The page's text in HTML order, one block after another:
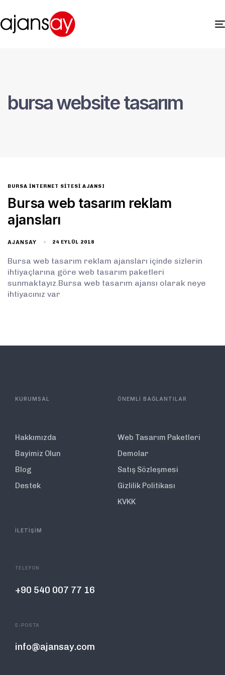
bursa website tasarım
BURSA INTERNET SITESI AJANSI
Bursa web tasarım reklam
ajansları
AJANSAY 24 EYLÜL 2018
Bursa web tasarım reklam ajansları içinde sizlerin
ihtiyaçlarına göre web tasarım paketleri
sunmaktayız.Bursa web tasarım ajansı olarak neye
ihtiyacınız var
KURUMSAL
Hakkımızda
Bayimiz Olun
Blog
Destek
ÖNEMLİ BAĞLANTILAR
Web Tasarım Paketleri
Demolar
Satış Sözleşmesi
Gizlilik Politikası
KVKK
İLETİŞİM
TELEFON
+90 540 007 77 16
E-POSTA
info@ajansay.com